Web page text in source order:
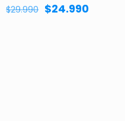
$29.990 $24.990